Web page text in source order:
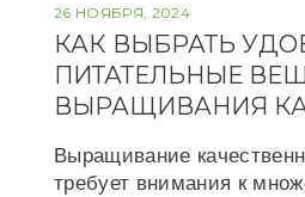
26 НОЯБРЯ, 2024
КАК ВЫБРАТЬ
ПИТАТЕЛЬНЫЕ
ВЫРАЩИВАНИЯ
Выращивание
требует внимания к